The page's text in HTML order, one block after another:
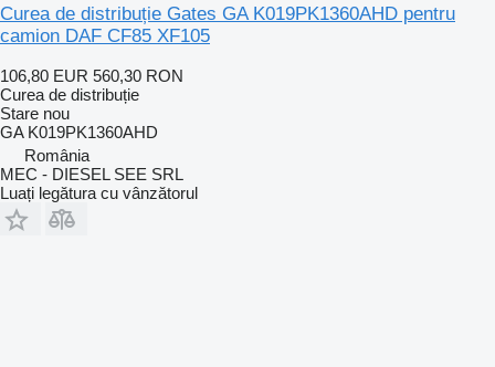
Curea de distribuție Gates GA K019PK1360AHD pentru
camion DAF CF85 XF105
106,80 EUR 560,30 RON
Curea de distribuție
Stare nou
GA K019PK1360AHD
România
MEC - DIESEL SEE SRL
Luați legătura cu vânzătorul